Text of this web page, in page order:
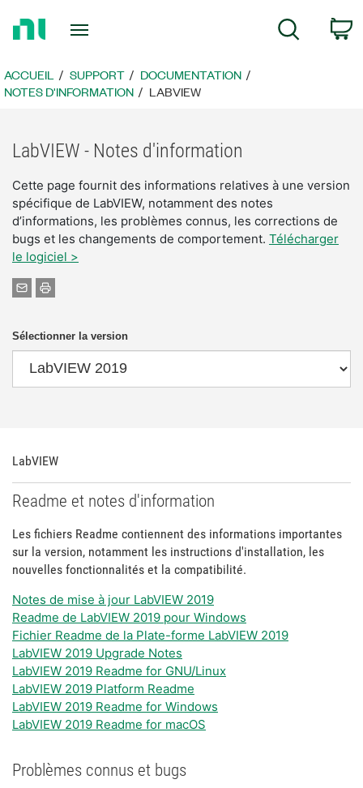
page
d’accueil
ACCUEIL SUPPORT
DOCUMENTATION
NOTES D'INFORMATION
LABVIEW
LabVIEW - Notes d'information
Cette page fournit des informations relatives à une version
spécifique de LabVIEW, notamment des notes
d’informations, les problèmes connus, les corrections de
bugs et les changements de comportement. Télécharger
le logiciel >
Sélectionner la version
LabVIEW
Readme et notes d'information
Les fichiers Readme contiennent des informations importantes
sur la version, notamment les instructions d'installation, les
nouvelles fonctionnalités et la compatibilité.
Notes de mise à jour LabVIEW 2019
Readme de LabVIEW 2019 pour Windows
Fichier Readme de la Plate-forme LabVIEW 2019
LabVIEW 2019 Upgrade Notes
LabVIEW 2019 Readme for GNU/Linux
LabVIEW 2019 Platform Readme
LabVIEW 2019 Readme for Windows
LabVIEW 2019 Readme for macOS
Problèmes connus et bugs